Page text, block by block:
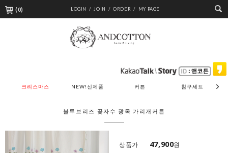
(0) LOGIN / JOIN / ORDER / MY PAGE
크리스마스 NEW!신제품 커튼 침구세트
블루브리즈 꽃자수 광목 가리개커튼
상품가 47,900원